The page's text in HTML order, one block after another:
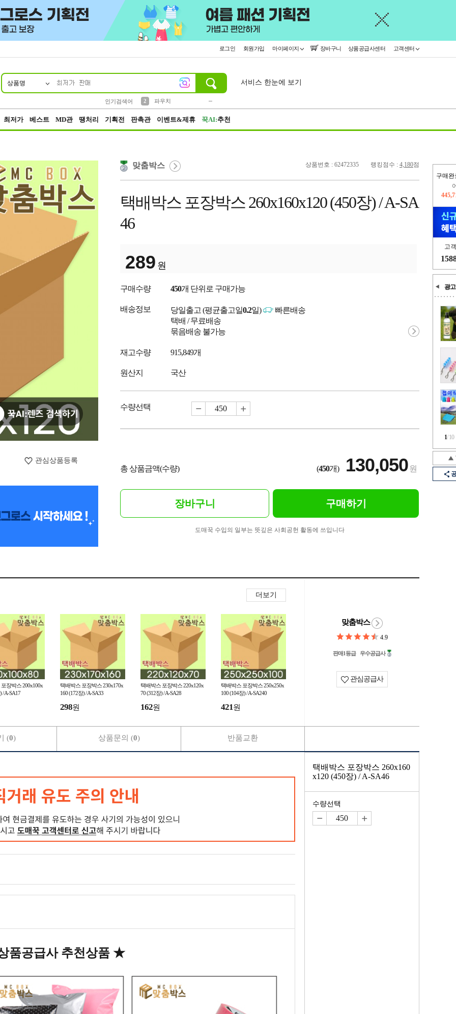
로그인 회원가입 마이페이지 장바구니 상품공급사센터 고객센터
상품명
인기검색어
2
파우치
서비스 한눈에 보기
최저가 베스트 MD관 땡처리 기획전 판촉관 이벤트&제휴 꾹AI:추천
구매완
오
고
광고
1/10
관심상품등록
상품번호 : 62472335 랭킹점수 : 4,180점
맞춤박스
택배박스 포장박스 260x160x120 (450장) / A-SA
46
289 원
구매수량 450개 단위로 구매가능
배송정보 당일출고 (평균출고일0.2일)
빠른배송
택배 / 무료배송
묶음배송 불가능
재고수량 915,849개
원산지 국산
수량선택
총 상품금액(수량) (450개) 130,050원
장바구니 구매하기
도매꾹 수입의 일부는 뜻깊은 사회공헌 활동에 쓰입니다
더보기
장박스 200x100x
/ A-SA17
택배박스 포장박스 230x170x
160 (172장) / A-SA33
298원
택배박스 포장박스 220x120x
70 (312장) / A-SA28
162원
택배박스 포장박스 250x250x
100 (104장) / A-SA240
421원
맞춤박스
4.9
판매1등급 우수공급사
관심공급사
품공급사 추천상품 ★
(0) 상품문의 (0) 반품교환
택배박스 포장박스 260x160
x120 (450장) / A-SA46
수량선택